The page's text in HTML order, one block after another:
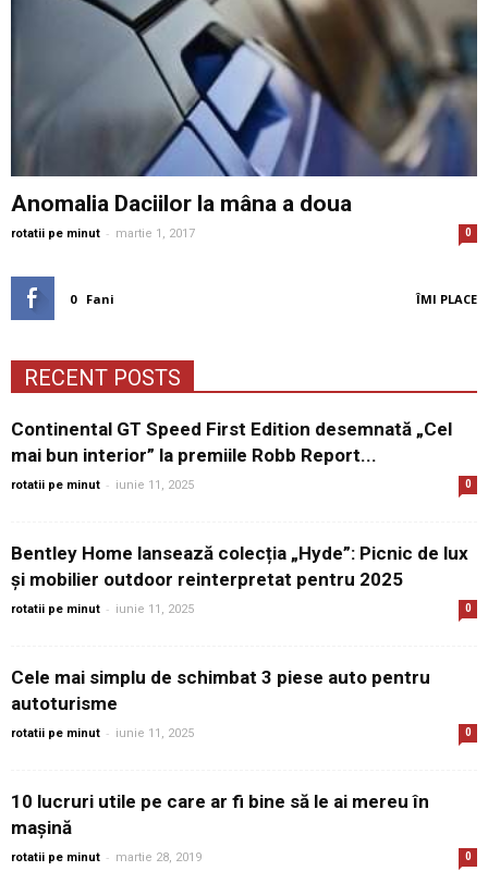
Anomalia Daciilor la mâna a doua
rotatii pe minut - martie 1, 2017 0
0 Fani ÎMI PLACE
RECENT POSTS
Continental GT Speed First Edition desemnată „Cel
mai bun interior” la premiile Robb Report...
rotatii pe minut - iunie 11, 2025 0
Bentley Home lansează colecția „Hyde”: Picnic de lux
și mobilier outdoor reinterpretat pentru 2025
rotatii pe minut - iunie 11, 2025 0
Cele mai simplu de schimbat 3 piese auto pentru
autoturisme
rotatii pe minut - iunie 11, 2025 0
10 lucruri utile pe care ar fi bine să le ai mereu în
mașină
rotatii pe minut - martie 28, 2019 0